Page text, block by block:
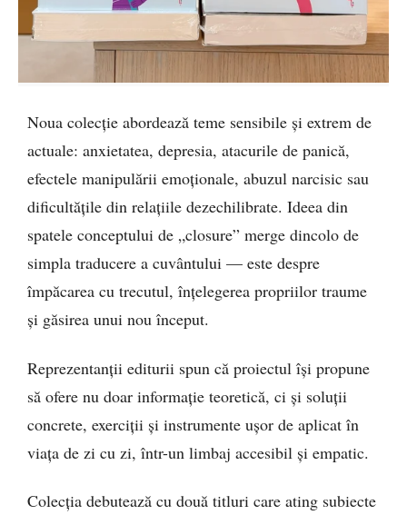
Noua colecție abordează teme sensibile și extrem de
actuale: anxietatea, depresia, atacurile de panică,
efectele manipulării emoționale, abuzul narcisic sau
dificultățile din relațiile dezechilibrate. Ideea din
spatele conceptului de „closure” merge dincolo de
simpla traducere a cuvântului — este despre
împăcarea cu trecutul, înțelegerea propriilor traume
și găsirea unui nou început.
Reprezentanții editurii spun că proiectul își propune
să ofere nu doar informație teoretică, ci și soluții
concrete, exerciții și instrumente ușor de aplicat în
viața de zi cu zi, într-un limbaj accesibil și empatic.
Colecția debutează cu două titluri care ating subiecte